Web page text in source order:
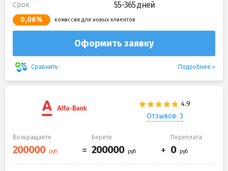
Срок 55-365 дней
0,06% комиссия для новых клиентов
Оформить заявку
Сравнить Подробнее
Отзывов: 3
Возвращаете Берете Переплата